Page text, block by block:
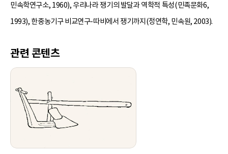
민속학연구소, 1960), 우리나라 쟁기의 발달과 역학적 특성(민족문화6,
1993), 한중농기구 비교연구-따비에서 쟁기까지(정연학, 민속원, 2003).
관련 콘텐츠